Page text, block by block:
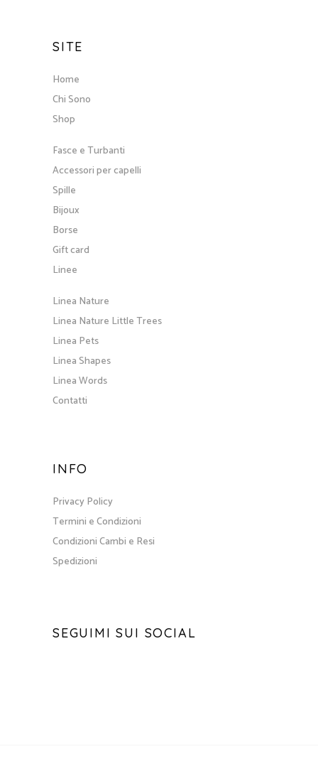
SITE
Home
Chi Sono
Shop
Fasce e Turbanti
Accessori per capelli
Spille
Bijoux
Borse
Gift card
Linee
Linea Nature
Linea Nature Little Trees
Linea Pets
Linea Shapes
Linea Words
Contatti
INFO
Privacy Policy
Termini e Condizioni
Condizioni Cambi e Resi
Spedizioni
SEGUIMI SUI SOCIAL